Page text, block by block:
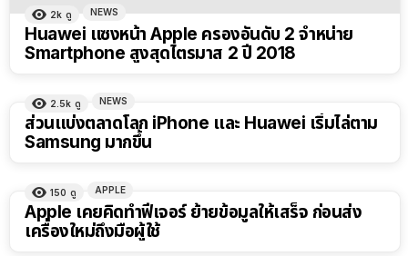
2k ดู NEWS
Huawei แซงหน้า Apple ครองอันดับ 2 จำหน่าย
Smartphone สูงสุดไตรมาส 2 ปี 2018
2.5k ดู NEWS
ส่วนแบ่งตลาดโลก iPhone และ Huawei เริ่มไล่ตาม
Samsung มากขึ้น
150 ดู APPLE
Apple เคยคิดทำฟีเจอร์ ย้ายข้อมูลให้เสร็จ ก่อนส่ง
เครื่องใหม่ถึงมือผู้ใช้